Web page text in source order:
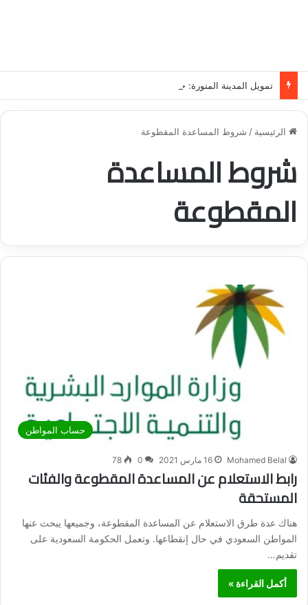
الرئيسية / شروط المساعدة المقطوعة
شروط المساعدة
المقطوعة
حساب المواطن
Mohamed Belal 16 مارس 2021 0
78
رابط الاستعلام عن المساعدة المقطوعة والفئات
المستحقة
هناك عدة طرق الاستعلام عن المساعدة المقطوعة، وجميعها يبحث عنها
المواطن السعودي في حال إنقطاعها. وتعمل الحكومة السعودية على
تقديم…
أكمل القراءة »